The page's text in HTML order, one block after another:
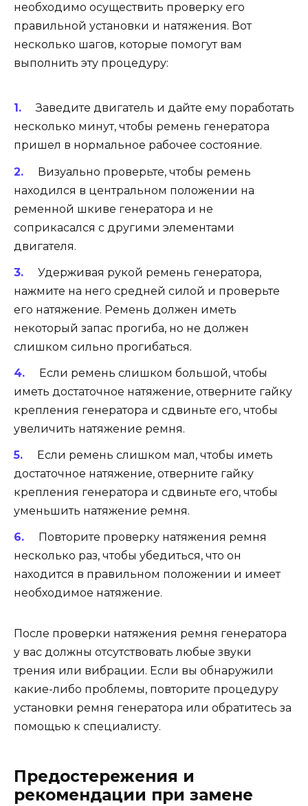
необходимо осуществить проверку его
правильной установки и натяжения. Вот
несколько шагов, которые помогут вам
выполнить эту процедуру:
Заведите двигатель и дайте ему поработать
несколько минут, чтобы ремень генератора
пришел в нормальное рабочее состояние.
Визуально проверьте, чтобы ремень
находился в центральном положении на
ременной шкиве генератора и не
соприкасался с другими элементами
двигателя.
Удерживая рукой ремень генератора,
нажмите на него средней силой и проверьте
его натяжение. Ремень должен иметь
некоторый запас прогиба, но не должен
слишком сильно прогибаться.
Если ремень слишком большой, чтобы
иметь достаточное натяжение, отверните гайку
крепления генератора и сдвиньте его, чтобы
увеличить натяжение ремня.
Если ремень слишком мал, чтобы иметь
достаточное натяжение, отверните гайку
крепления генератора и сдвиньте его, чтобы
уменьшить натяжение ремня.
Повторите проверку натяжения ремня
несколько раз, чтобы убедиться, что он
находится в правильном положении и имеет
необходимое натяжение.
После проверки натяжения ремня генератора
у вас должны отсутствовать любые звуки
трения или вибрации. Если вы обнаружили
какие-либо проблемы, повторите процедуру
установки ремня генератора или обратитесь за
помощью к специалисту.
Предостережения и
рекомендации при замене